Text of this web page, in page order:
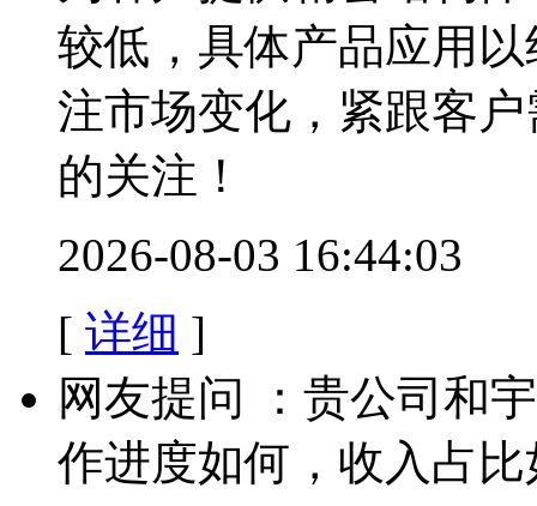
较低，具体产品应用
注市场变化，紧跟客
的关注！
2026-08-03 16:44:03
[ 详细 ]
网友提问 ：贵公司和
作进度如何，收入占